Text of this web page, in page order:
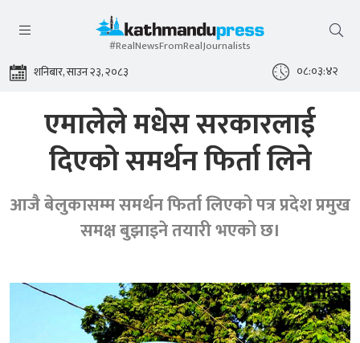
#RealNewsFromRealJournalists
शनिबार, साउन २३, २०८३ ०८:०३:४३
एमालेले मधेस सरकारलाई
दिएको समर्थन फिर्ता लिने
आजै बेलुकासम्म समर्थन फिर्ता लिएको पत्र प्रदेश प्रमुख
समक्ष बुझाइने तयारी भएको छ।